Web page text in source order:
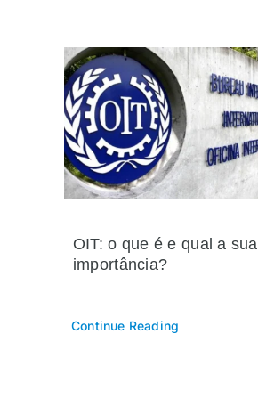
OIT: o que é e qual a sua
importância?
Continue Reading